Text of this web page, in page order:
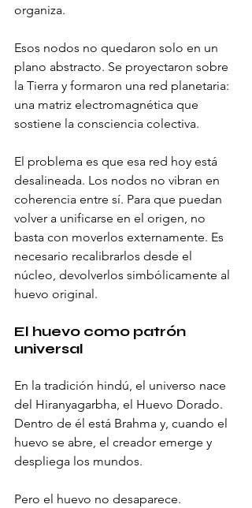
organiza.
Esos nodos no quedaron solo en un
plano abstracto. Se proyectaron sobre
la Tierra y formaron una red planetaria:
una matriz electromagnética que
sostiene la consciencia colectiva.
El problema es que esa red hoy está
desalineada. Los nodos no vibran en
coherencia entre sí. Para que puedan
volver a unificarse en el origen, no
basta con moverlos externamente. Es
necesario recalibrarlos desde el
núcleo, devolverlos simbólicamente al
huevo original.
El huevo como patrón
universal
En la tradición hindú, el universo nace
del Hiranyagarbha, el Huevo Dorado.
Dentro de él está Brahma y, cuando el
huevo se abre, el creador emerge y
despliega los mundos.
Pero el huevo no desaparece.